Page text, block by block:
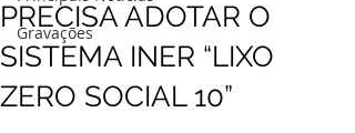
Gravações
PRECISA ADOTAR O
SISTEMA INER “LIXO
ZERO SOCIAL 10”